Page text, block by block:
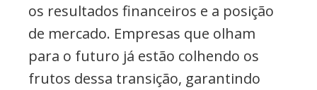
os resultados financeiros e a posição
de mercado. Empresas que olham
para o futuro já estão colhendo os
frutos dessa transição, garantindo